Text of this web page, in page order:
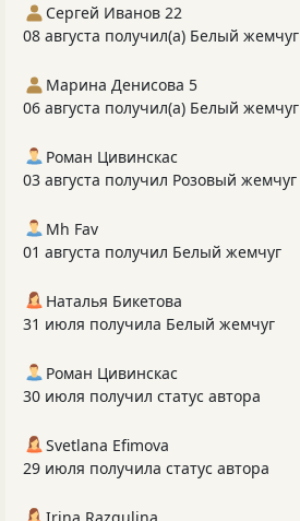
Сергей Иванов 22
08 августа получил(а) Белый жемчуг
Марина Денисова 5
06 августа получил(а) Белый жемчуг
Роман Цивинскас
03 августа получил Розовый жемчуг
Mh Fav
01 августа получил Белый жемчуг
Наталья Бикетова
31 июля получила Белый жемчуг
Роман Цивинскас
30 июля получил статус автора
Svetlana Efimova
29 июля получила статус автора